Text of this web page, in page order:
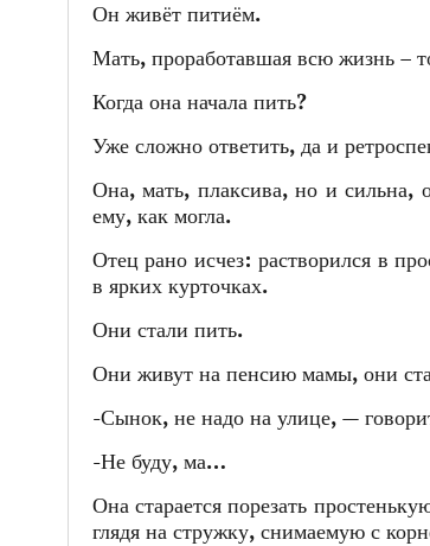
Он живёт питиём.
Мать, проработавшая всю жизнь –
Когда она начала пить?
Уже сложно ответить, да и
Она, мать, плаксива, но и сильна,
ему, как могла.
Отец рано исчез: растворился в
в ярких курточках.
Они стали пить.
Они живут на пенсию мамы, они
-Сынок, не надо на улице, —
-Не буду, ма…
Она старается порезать
глядя на стружку, снимаемую с